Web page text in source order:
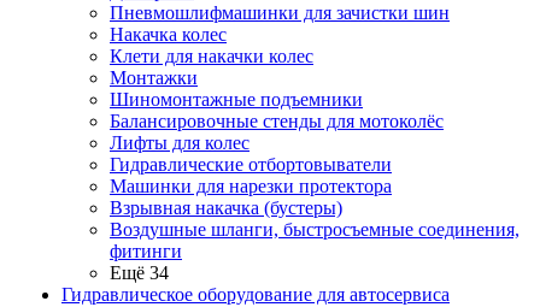
Пневмошлифмашинки для зачистки шин
Накачка колес
Клети для накачки колес
Монтажки
Шиномонтажные подъемники
Балансировочные стенды для мотоколёс
Лифты для колес
Гидравлические отбортовыватели
Машинки для нарезки протектора
Взрывная накачка (бустеры)
Воздушные шланги, быстросъемные соединения,
фитинги
Ещё 34
Гидравлическое оборудование для автосервиса